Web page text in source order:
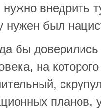
внедрить
нужен был
бы
на